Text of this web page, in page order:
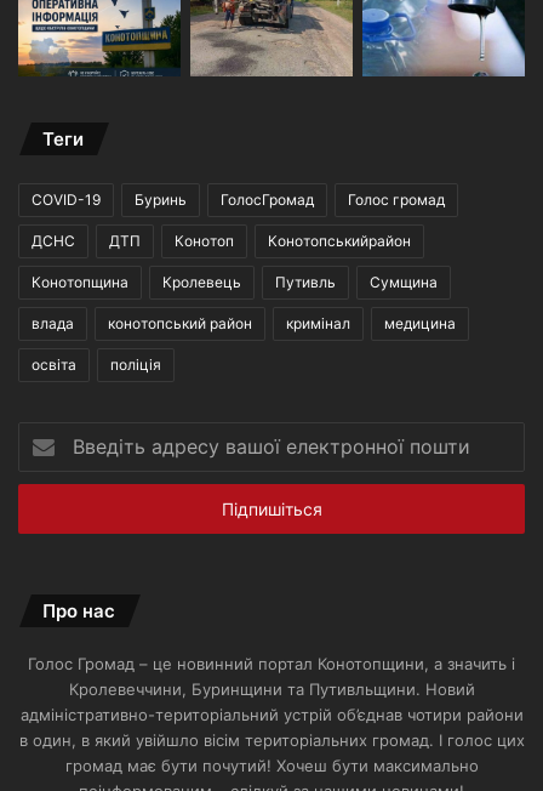
Теги
COVID-19 Буринь ГолосГромад Голос громад
ДСНС ДТП Конотоп Конотопськийрайон
Конотопщина Кролевець Путивль Сумщина
влада конотопський район кримінал медицина
освіта поліція
адресу
вашої
пошти
Про нас
Голос Громад – це новинний портал Конотопщини, а значить і
Кролевеччини, Буринщини та Путивльщини. Новий
адміністративно-територіальний устрій об’єднав чотири райони
в один, в який увійшло вісім територіальних громад. І голос цих
громад має бути почутий! Хочеш бути максимально